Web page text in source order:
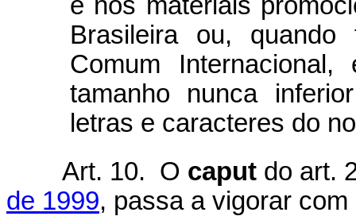
Brasileira ou,
Comum
tamanho nunca
letras e caracteres do
Art. 10. O caput do art.
de 1999, passa a vigorar